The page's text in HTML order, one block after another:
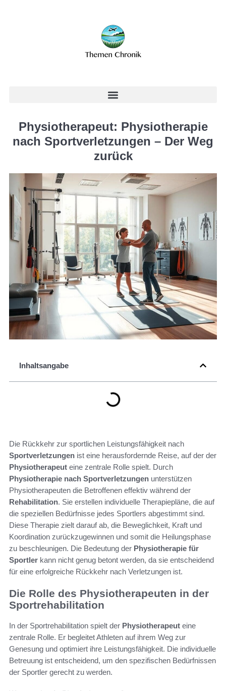
Physiotherapeut: Physiotherapie
nach Sportverletzungen – Der Weg
zurück
Inhaltsangabe
Die Rückkehr zur sportlichen Leistungsfähigkeit nach
Sportverletzungen ist eine herausfordernde Reise, auf der der
Physiotherapeut eine zentrale Rolle spielt. Durch
Physiotherapie nach Sportverletzungen unterstützen
Physiotherapeuten die Betroffenen effektiv während der
Rehabilitation. Sie erstellen individuelle Therapiepläne, die auf
die speziellen Bedürfnisse jedes Sportlers abgestimmt sind.
Diese Therapie zielt darauf ab, die Beweglichkeit, Kraft und
Koordination zurückzugewinnen und somit die Heilungsphase
zu beschleunigen. Die Bedeutung der Physiotherapie für
Sportler kann nicht genug betont werden, da sie entscheidend
für eine erfolgreiche Rückkehr nach Verletzungen ist.
Die Rolle des Physiotherapeuten in der
Sportrehabilitation
In der Sportrehabilitation spielt der Physiotherapeut eine
zentrale Rolle. Er begleitet Athleten auf ihrem Weg zur
Genesung und optimiert ihre Leistungsfähigkeit. Die individuelle
Betreuung ist entscheidend, um den spezifischen Bedürfnissen
der Sportler gerecht zu werden.